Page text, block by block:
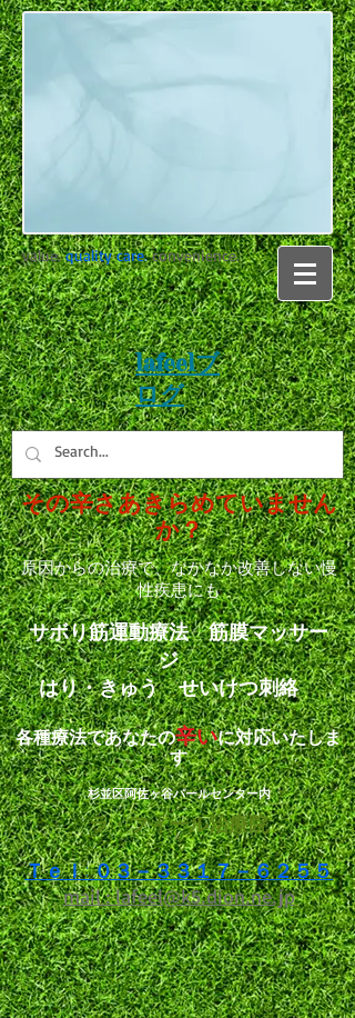
value.quality care.convenience.
lafeelブ
ログ
その辛さあきらめていません
か？
原因からの治療で、なかなか改善しない慢
性疾患にも
サボり筋運動療法 筋膜マッサー
ジ
はり・きゅう せいけつ刺絡
各種療法であなたの辛いに対応いたしま
す
杉並区阿佐ヶ谷パールセンター内
ラ・フィール治療院
Ｔｅｌ: ０３－３３１７－６２５５
mail : lafeel@k5.dion.ne.jp​​